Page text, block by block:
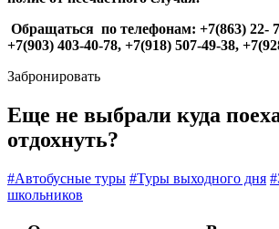
Обращаться по телефонам: +7(863) 22-
+7(903) 403-40-78, +7(918) 507-49-38,
Забронировать
Еще не выбрали куда
отдохнуть?
#Автобусные туры #Туры выходного дня
школьников